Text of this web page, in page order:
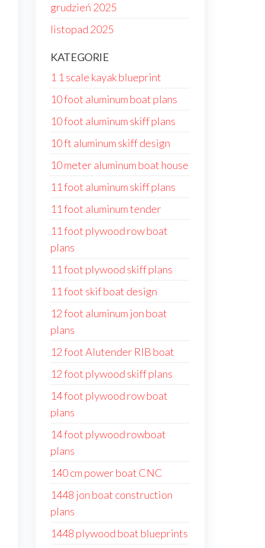
grudzień 2025
listopad 2025
KATEGORIE
1 1 scale kayak blueprint
10 foot aluminum boat plans
10 foot aluminum skiff plans
10 ft aluminum skiff design
10 meter aluminum boat house
11 foot aluminum skiff plans
11 foot aluminum tender
11 foot plywood row boat
plans
11 foot plywood skiff plans
11 foot skif boat design
12 foot aluminum jon boat
plans
12 foot Alutender RIB boat
12 foot plywood skiff plans
14 foot plywood row boat
plans
14 foot plywood rowboat
plans
140 cm power boat CNC
1448 jon boat construction
plans
1448 plywood boat blueprints